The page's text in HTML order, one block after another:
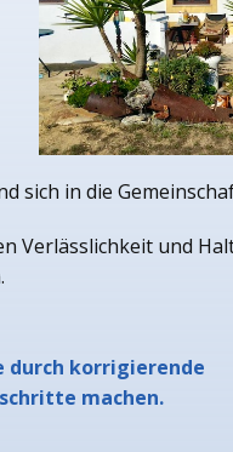
sich in die
Verlässlichkeit und
durch korrigierende
machen.